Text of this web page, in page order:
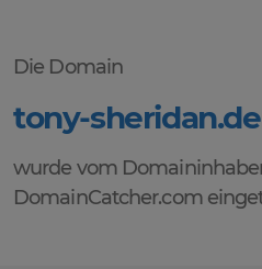
Die Domain
tony-sheridan.de
wurde vom
DomainCatcher.com